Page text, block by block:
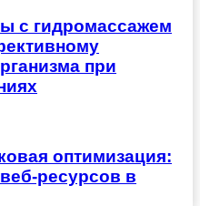
с гидромассажем
при
оптимизация:
ресурсов в